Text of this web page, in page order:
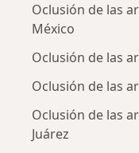
Oclusión de las
México
Oclusión de las
Oclusión de las
Oclusión de las
Juárez